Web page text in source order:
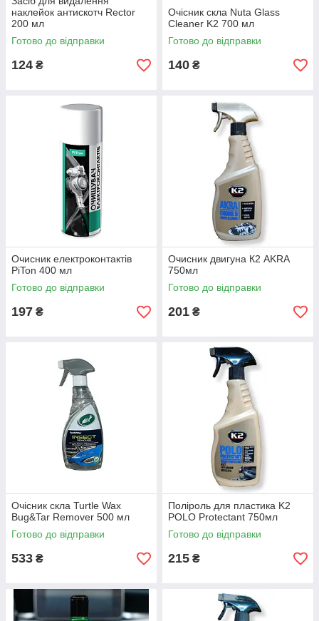
наклейок антискотч Rector
200 мл
Готово до відправки
124 ₴
Очісник скла Nuta Glass
Cleaner K2 700 мл
Готово до відправки
140 ₴
Очисник електроконтактів
PiTon 400 мл
Готово до відправки
197 ₴
Очисник двигуна К2 AKRA
750мл
Готово до відправки
201 ₴
Очісник скла Turtle Wax
Bug&Tar Remover 500 мл
Готово до відправки
533 ₴
Поліроль для пластика K2
POLO Protectant 750мл
Готово до відправки
215 ₴